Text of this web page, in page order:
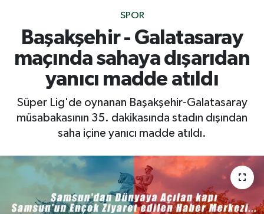
SPOR
Başakşehir - Galatasaray
maçında sahaya dışarıdan
yanıcı madde atıldı
Süper Lig'de oynanan Başakşehir-Galatasaray
müsabakasının 35. dakikasında stadın dışından
saha içine yanıcı madde atıldı.